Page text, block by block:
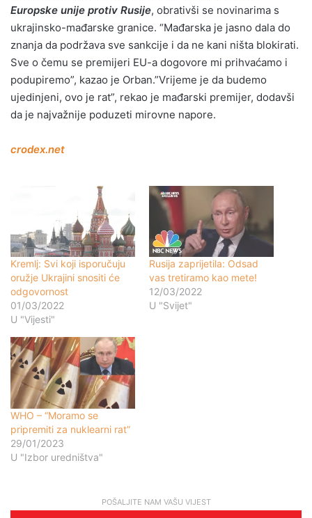
Europske unije protiv Rusije, obrativši se novinarima s
ukrajinsko-mađarske granice. “Mađarska je jasno dala do
znanja da podržava sve sankcije i da ne kani ništa blokirati.
Sve o čemu se premijeri EU-a dogovore mi prihvaćamo i
podupiremo”, kazao je Orban.”Vrijeme je da budemo
ujedinjeni, ovo je rat”, rekao je mađarski premijer, dodavši
da je najvažnije poduzeti mirovne napore.
crodex.net
Kremlj: Svi koji isporučuju
oružje Ukrajini snositi će
odgovornost
01/03/2022
U "Vijesti"
Rusija zaprijetila: Odsad
vas tretiramo kao mete!
12/03/2022
U "Svijet"
WHO – “Moramo se
pripremiti za nuklearni rat”
29/01/2023
U "Izbor uredništva"
POŠALJITE NAM VAŠU VIJEST